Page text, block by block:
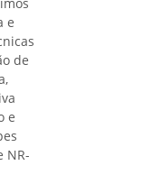
e
de
e
NR-